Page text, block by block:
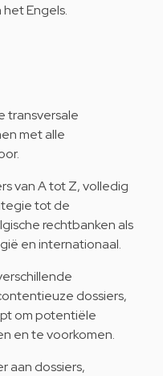
Engels.
transversale
met alle
van A tot Z, volledig
tot de
rechtbanken als
en internationaal.
dossiers,
om potentiële
en te voorkomen.
aan dossiers,